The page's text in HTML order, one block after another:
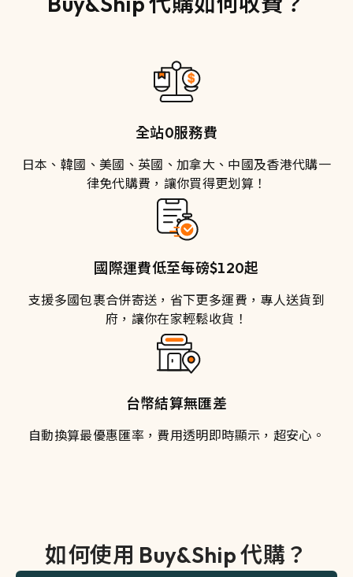
全站0服務費
日本、韓國、美國、英國、加拿大、中國及香港代購一
律免代購費，讓你買得更划算！
國際運費低至每磅$120起
支援多國包裹合併寄送，省下更多運費，專人送貨到
府，讓你在家輕鬆收貨！
台幣結算無匯差
自動換算最優惠匯率，費用透明即時顯示，超安心。
如何使用 Buy&Ship 代購？